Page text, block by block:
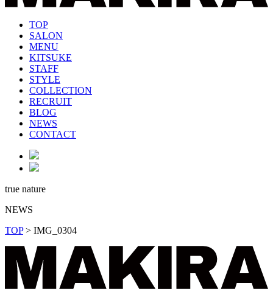
TOP
SALON
MENU
KITSUKE
STAFF
STYLE
COLLECTION
RECRUIT
BLOG
NEWS
CONTACT
true nature
NEWS
TOP> IMG_0304